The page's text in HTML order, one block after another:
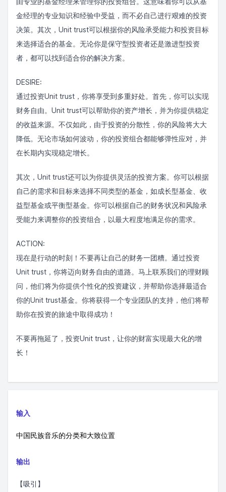
金经理的专业知识和经验中受益，而不必自己进行艰难的投资
决策。其次，Unit trust可以根据你的风险承受能力和投资目标
来选择适合的基金。无论你是保守型投资者还是激进型投资
者，都可以找到适合你的解决方案。
DESIRE:
通过投资Unit trust，你将享受到多重好处。首先，你可以实现
财务自由。Unit trust可以帮助你的资产增长，并为你提供稳定
的收益来源。不仅如此，由于投资的分散性，你的风险将大大
降低。无论市场如何波动，你的投资组合都能够弹性应对，并
在长期内实现稳定增长。
其次，Unit trust还可以为你提供灵活的投资方案。你可以根据
自己的需求和目标来选择不同类型的基金，如成长型基金、收
益型基金或平衡型基金。你可以根据自己的财务状况和风险承
受能力来调整你的投资组合，以最大程度地满足你的需求。
ACTION:
现在是行动的时刻！不要再让自己的财务一团糟。通过投资
Unit trust，你将迈向财务自由的道路。马上联系我们的理财顾
问，他们将为你提供个性化的投资建议，并帮助你选择最适合
你的Unit trust基金。你将获得一个专业团队的支持，他们将帮
助你在投资的旅途中取得成功！
不要再拖延了，投资Unit trust，让你的财富实现最大化的增
长！
输入
中国民族音乐的分类和大致位置
输出
【吸引】